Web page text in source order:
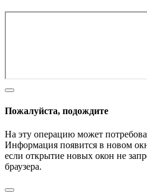
Пожалуйста, подождите
На эту операцию может
Информация появится в новом
если открытие новых окон не
браузера.